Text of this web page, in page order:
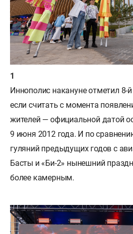
Иннополис накануне отметил 8-
если считать с момента
жителей — официальной датой
9 июня 2012 года. И по
гуляний предыдущих годов с
Басты и «Би-2» нынешний
более камерным.